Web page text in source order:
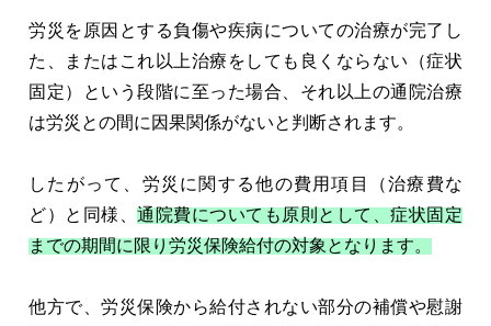
労災を原因とする負傷や疾病についての治療が完了し
た、またはこれ以上治療をしても良くならない（症状
固定）という段階に至った場合、それ以上の通院治療
は労災との間に因果関係がないと判断されます。
したがって、労災に関する他の費用項目（治療費な
ど）と同様、通院費についても原則として、症状固定
までの期間に限り労災保険給付の対象となります。
他方で、労災保険から給付されない部分の補償や慰謝